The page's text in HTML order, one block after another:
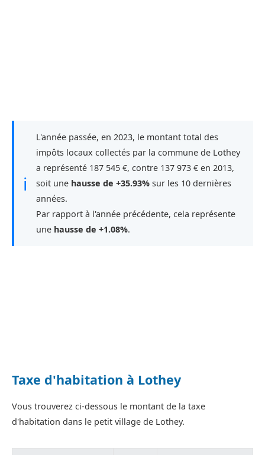
ℹ
L'année passée, en 2023, le montant total des
impôts locaux collectés par la commune de Lothey
a représenté 187 545 €, contre 137 973 € en 2013,
soit une hausse de +35.93% sur les 10 dernières
années.
Par rapport à l'année précédente, cela représente
une hausse de +1.08%.
Taxe d'habitation à Lothey
Vous trouverez ci-dessous le montant de la taxe
d'habitation dans le petit village de Lothey.